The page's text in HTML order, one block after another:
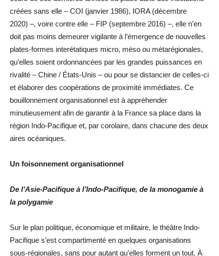
créées sans elle – COI (janvier 1986), IORA (décembre
2020) –, voire contre elle – FIP (septembre 2016) –, elle n’en
doit pas moins demeurer vigilante à l’émergence de nouvelles
plates-formes interétatiques micro, méso ou métarégionales,
qu’elles soient ordonnancées par les grandes puissances en
rivalité – Chine / États-Unis – ou pour se distancier de celles-ci
et élaborer des coopérations de proximité immédiates. Ce
bouillonnement organisationnel est à appréhender
minutieusement afin de garantir à la France sa place dans la
région Indo-Pacifique et, par corolaire, dans chacune des deux
aires océaniques.
Un foisonnement organisationnel
De l’Asie-Pacifique à l’Indo-Pacifique, de la monogamie à
la polygamie
Sur le plan politique, économique et militaire, le théâtre Indo-
Pacifique s’est compartimenté en quelques organisations
sous-régionales, sans pour autant qu’elles forment un tout. À